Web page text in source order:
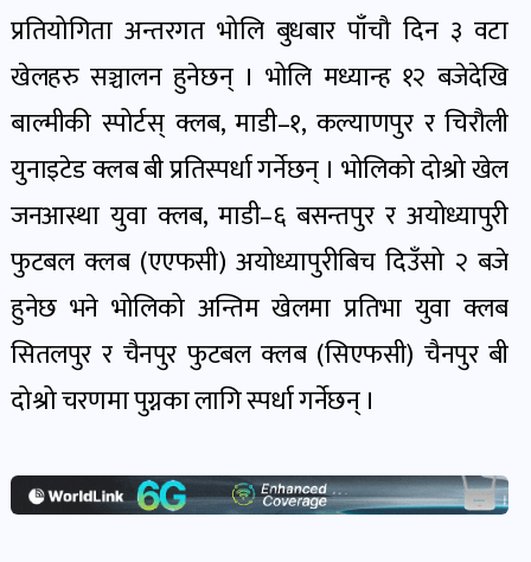
धर्म-
संस्कृति
पोष्ट
वातावरण
पोष्ट
कला-
प्रतियोगिता अन्तरगत भोलि बुधबार पाँचौ दिन ३ वटा
खेलहरु सञ्चालन हुनेछन् । भोलि मध्यान्ह १२ बजेदेखि
बाल्मीकी स्पोर्टस् क्लब, माडी–१, कल्याणपुर र चिरौली
युनाइटेड क्लब बी प्रतिस्पर्धा गर्नेछन् । भोलिको दोश्रो खेल
जनआस्था युवा क्लब, माडी–६ बसन्तपुर र अयोध्यापुरी
फुटबल क्लब (एएफसी) अयोध्यापुरीबिच दिउँसो २ बजे
हुनेछ भने भोलिको अन्तिम खेलमा प्रतिभा युवा क्लब
सितलपुर र चैनपुर फुटबल क्लब (सिएफसी) चैनपुर बी
दोश्रो चरणमा पुग्नका लागि स्पर्धा गर्नेछन् ।